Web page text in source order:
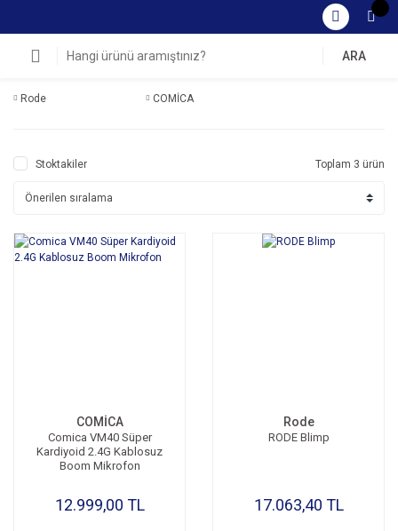
ARA
Rode COMİCA
Stoktakiler Toplam 3 ürün
COMİCA
Comica VM40 Süper
Kardiyoid 2.4G Kablosuz
Boom Mikrofon
12.999,00 TL
Rode
RODE Blimp
17.063,40 TL